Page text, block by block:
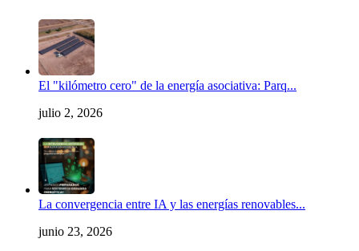
El "kilómetro cero" de la energía asociativa: Parq...
julio 2, 2026
La convergencia entre IA y las energías renovables...
junio 23, 2026